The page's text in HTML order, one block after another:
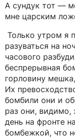
А сундук тот —
мне царским
Только утром я
разуваться на
часового
беспрерывная
горловину
Их
бомбили они и
раз они, видимо,
день на фронте
бомбежкой, что